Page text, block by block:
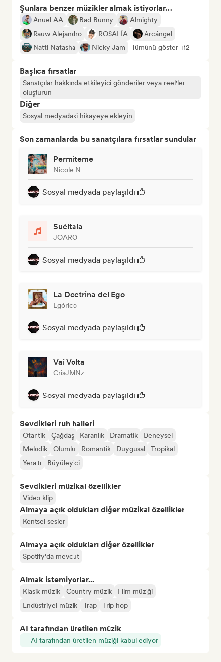
Şunlara benzer müzikler almak istiyorlar…
Anuel AA Bad Bunny
Almighty
Rauw Alejandro
ROSALÍA
Arcángel
Natti Natasha
Nicky Jam Tümünü göster +12
Başlıca fırsatlar
Sanatçılar hakkında etkileyici gönderiler veya reel'ler
oluşturun
Diğer
Sosyal medyadaki hikayeye ekleyin
Son zamanlarda bu sanatçılara fırsatlar sundular
Permiteme
Nicole N
Sosyal medyada paylaşıldı
Suéltala
JOARO
Sosyal medyada paylaşıldı
La Doctrina del Ego
Egórico
Sosyal medyada paylaşıldı
Vai Volta
CrisJMNz
Sosyal medyada paylaşıldı
Sevdikleri ruh halleri
Otantik Çağdaş Karanlık Dramatik
Deneysel
Melodik
Olumlu Romantik Duygusal
Tropikal
Yeraltı
Büyüleyici
Sevdikleri müzikal özellikler
Video klip
Almaya açık oldukları diğer müzikal özellikler
Kentsel sesler
Almaya açık oldukları diğer özellikler
Spotify'da mevcut
Almak istemiyorlar...
Klasik müzik Country müzik
Film müziği
Endüstriyel müzik
Trap Trip hop
AI tarafından üretilen müzik
AI tarafından üretilen müziği kabul ediyor